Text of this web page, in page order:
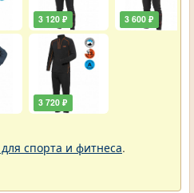
3 120 ₽
3 720 ₽
3 600 ₽
спорта и фитнеса.